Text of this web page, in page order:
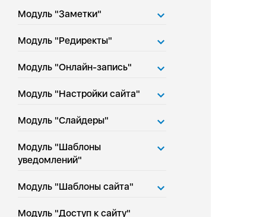
Модуль "Заметки"
Модуль "Редиректы"
Модуль "Онлайн-запись"
Модуль "Настройки сайта"
Модуль "Слайдеры"
Модуль "Шаблоны
уведомлений"
Модуль "Шаблоны сайта"
Модуль "Доступ к сайту"